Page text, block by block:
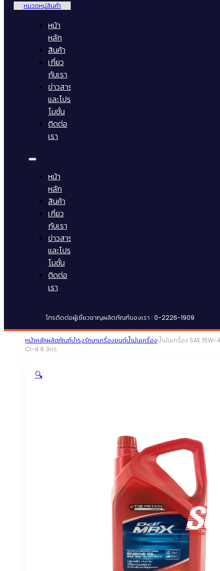
หมวดหมู่สินค้า
หน้า
หลัก
สินค้า
เกี่ยว
กับเรา
ข่าวสาร
และโปร
โมชั่น
ติดต่อ
เรา
หน้า
หลัก
สินค้า
เกี่ยว
กับเรา
ข่าวสาร
และโปร
โมชั่น
ติดต่อ
เรา
โทรติดต่อผู้เชี่ยวชาญผลิตภัณฑ์ของเรา : 0-2226-1909
หน้าหลักผลิตภัณฑ์บำรุงรักษาเครื่องยนต์น้ำมันเครื่องน้ำมันเครื่อง SAE 15W-
CI-4 6 ลิตร
🔍